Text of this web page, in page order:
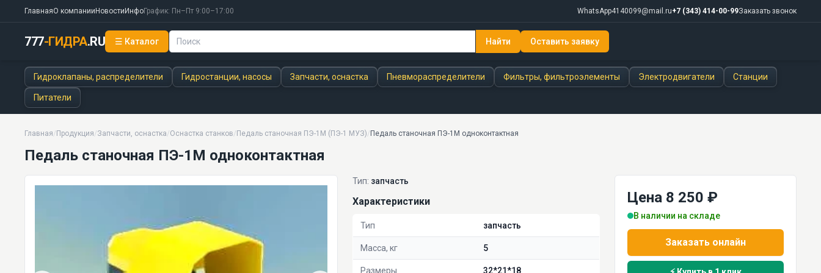
ГлавнаяО компании Новости ИнфоГрафик: Пн–Пт 9:00–17:00 WhatsApp4140099@mail.ru+7 (343) 414-00-99Заказать звонок
777-ГИДРА.RU ☰ Каталог Найти Оставить заявку
Гидроклапаны, распределители Гидростанции, насосы Запчасти, оснастка Пневмораспределители Фильтры, фильтроэлементы Электродвигатели Станции
Питатели
Главная/ Продукция/Запчасти, оснастка/Оснастка станков/ Педаль станочная ПЭ-1М (ПЭ-1 МУЗ)/ Педаль станочная ПЭ-1М одноконтактная
Педаль станочная ПЭ-1М одноконтактная
Педаль станочная ПЭ-1М одноконтактная
Тип: запчасть
Характеристики
Тип запчасть
Масса, кг 5
Размеры 32*21*18
Цена 8 250 ₽
В наличии на складе
Заказать онлайн